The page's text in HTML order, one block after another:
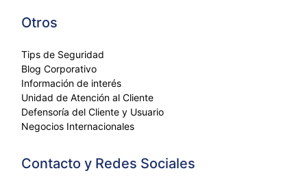
Otros
Tips de Seguridad
Blog Corporativo
Información de interés
Unidad de Atención al Cliente
Defensoría del Cliente y Usuario
Negocios Internacionales
Contacto y Redes Sociales